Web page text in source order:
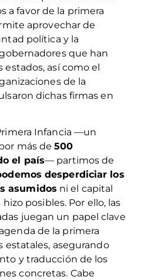
a favor de la primera
aprovechar de
política y la
que han
estados, así como el
de la
dichas firmas en
Infancia —un
más de500
el país— partimos de
desperdiciar los
asumidos ni el capital
posibles. Por ello, las
juegan un papel clave
de la primera
estatales, asegurando
y traducción de los
concretas. Cabe